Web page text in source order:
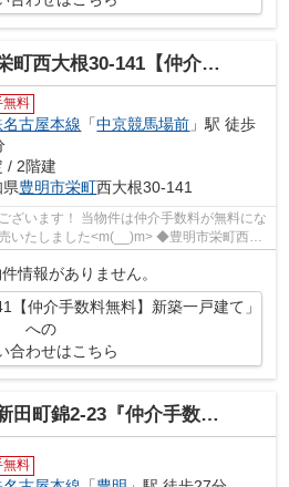
根30-141【仲介手数料無料】新築一戸建て
無料
名古屋本線 「中京競馬場前 」駅 徒歩
/ 2階建
豊明市栄町西大根30-141
ざいます！ 当物件は仲介手数料が無料にな
した<m(__)m> ◆豊明市栄町西大
情報がありません。
【仲介手数料無料】新築一戸建て」
への
合わせはこちら
2-23『仲介手数料無料』1号棟｜新築戸建て
無料